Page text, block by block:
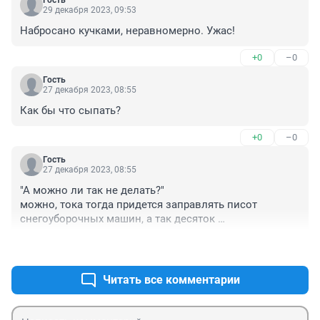
29 декабря 2023, 09:53
Набросано кучками, неравномерно. Ужас!
+0 –0
Гость
27 декабря 2023, 08:55
Как бы что сыпать?
+0 –0
Гость
27 декабря 2023, 08:55
"А можно ли так не делать?"
можно, тока тогда придется заправлять писот
снегоуборочных машин, а так десяток
Читать все комментарии